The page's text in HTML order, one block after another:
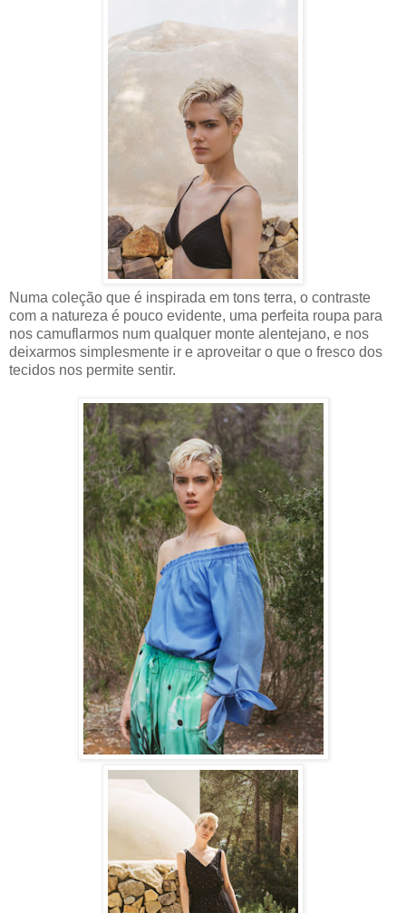
Numa coleção que é inspirada em tons terra, o contraste
com a natureza é pouco evidente, uma perfeita roupa para
nos camuflarmos num qualquer monte alentejano, e nos
deixarmos simplesmente ir e aproveitar o que o fresco dos
tecidos nos permite sentir.